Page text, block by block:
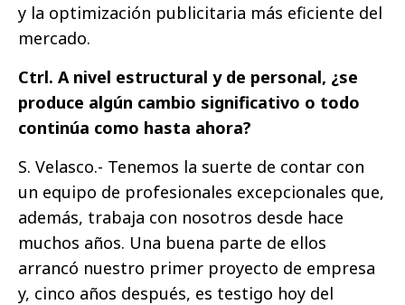
y la optimización publicitaria más eficiente del
mercado.
Ctrl. A nivel estructural y de personal, ¿se
produce algún cambio significativo o todo
continúa como hasta ahora?
S. Velasco.- Tenemos la suerte de contar con
un equipo de profesionales excepcionales que,
además, trabaja con nosotros desde hace
muchos años. Una buena parte de ellos
arrancó nuestro primer proyecto de empresa
y, cinco años después, es testigo hoy del